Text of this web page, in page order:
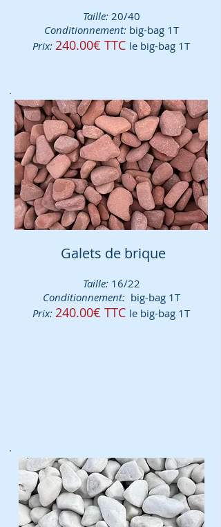
Taille:20/40
Conditionnement:big-bag 1T
Prix: 240.00€ TTC le big-bag 1T
Galets de brique
Taille:16/22
Conditionnement:big-bag 1T
Prix: 240.00€ TTC le big-bag 1T